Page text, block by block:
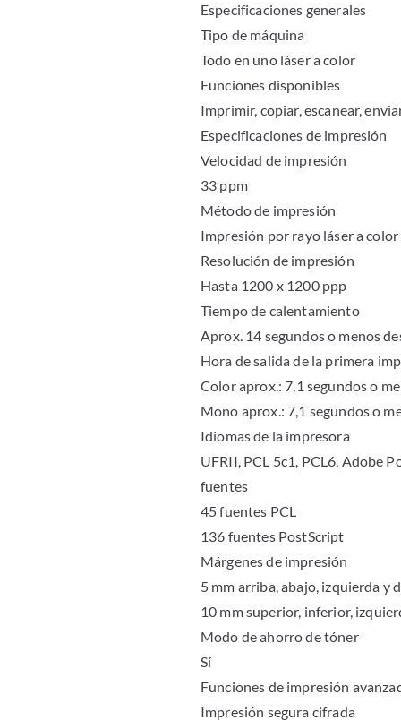
Especificaciones generales
Tipo de máquina
Todo en uno láser a color
Funciones disponibles
Imprimir, copiar, escanear,
Especificaciones de impresión
Velocidad de impresión
33 ppm
Método de impresión
Impresión por rayo láser a color
Resolución de impresión
Hasta 1200 x 1200 ppp
Tiempo de calentamiento
Aprox. 14 segundos o menos
Hora de salida de la primera
Color aprox.: 7,1 segundos o
Mono aprox.: 7,1 segundos o
Idiomas de la impresora
UFRII, PCL 5c1, PCL6, Adobe
fuentes
45 fuentes PCL
136 fuentes PostScript
Márgenes de impresión
5 mm arriba, abajo, izquierda y
10 mm superior, inferior,
Modo de ahorro de tóner
Sí
Funciones de impresión
Impresión segura cifrada